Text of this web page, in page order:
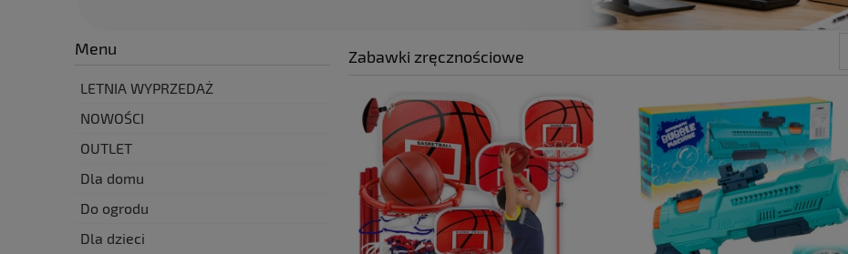
Menu
LETNIA WYPRZEDAŻ
NOWOŚCI
OUTLET
Dla domu
Do ogrodu
Dla dzieci
Zabawki zręcznościowe